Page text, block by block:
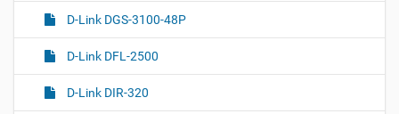
D-Link DGS-3100-48P
D-Link DFL-2500
D-Link DIR-320